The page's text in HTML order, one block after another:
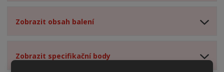
Zobrazit obsah balení
Zobrazit specifikační body